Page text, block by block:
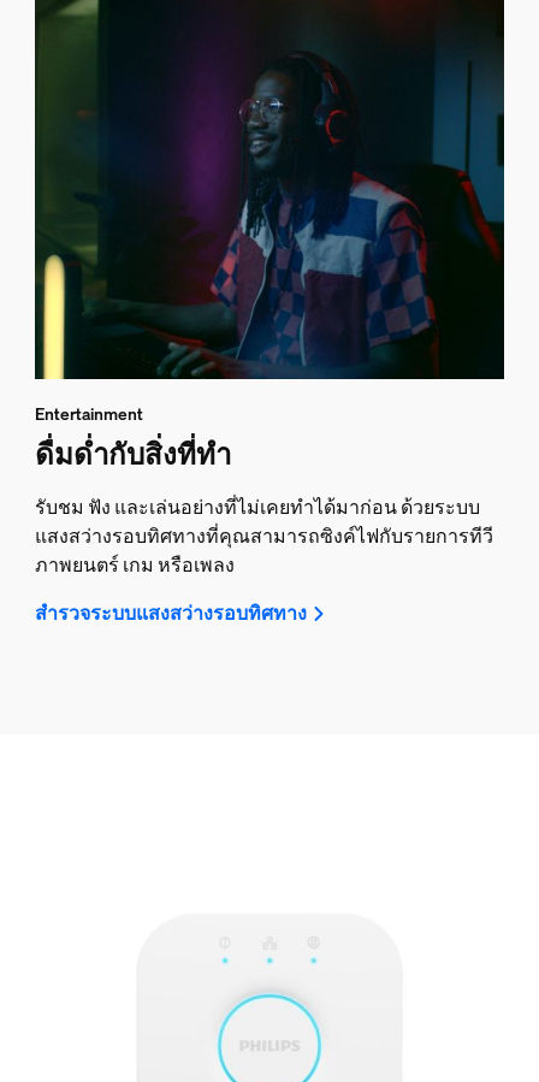
Entertainment
ดื่มด่ำกับสิ่งที่ทำ
รับชม ฟัง และเล่นอย่างที่ไม่เคยทำได้มาก่อน ด้วยระบบ
แสงสว่างรอบทิศทางที่คุณสามารถซิงค์ไฟกับรายการทีวี
ภาพยนตร์ เกม หรือเพลง
สำรวจระบบแสงสว่างรอบทิศทาง